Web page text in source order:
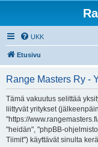
UKK
Etusivu
Range Masters Ry -
Tämä vakuutus selittää
liittyvät yritykset
"https://
"heidän", "phpBB-
Tiimit") käyttävät sinulta